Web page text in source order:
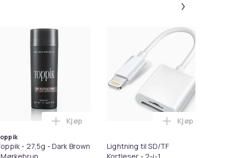
for Poter i handlekurven
Converter 1080p - Adapter i handlekurven
- 27,5g - Dark Brown
Legg Toppik - 27,5g - Dark Brown -
Kjøp
Lightning til SD/TF
Legg
Kjøp